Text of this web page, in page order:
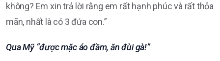
không? Em xin trả lời rằng em rất hạnh phúc và rất thỏa
mãn, nhất là có 3 đứa con.”
Qua Mỹ “được mặc áo đầm, ăn đùi gà!”